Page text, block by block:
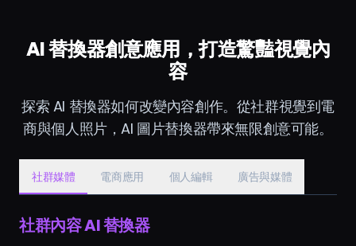
AI 替換器創意應用，打造驚豔視覺內
容
探索 AI 替換器如何改變內容創作。從社群視覺到電
商與個人照片，AI 圖片替換器帶來無限創意可能。
社群媒體 電商應用 個人編輯 廣告與媒體
社群內容 AI 替換器